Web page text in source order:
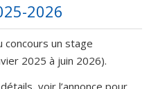
2026
concours un stage
2025 à juin 2026).
voir l’annonce pour